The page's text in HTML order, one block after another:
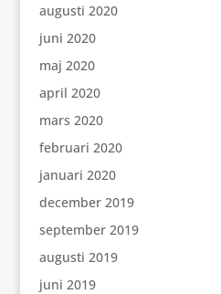
augusti 2020
juni 2020
maj 2020
april 2020
mars 2020
februari 2020
januari 2020
december 2019
september 2019
augusti 2019
juni 2019